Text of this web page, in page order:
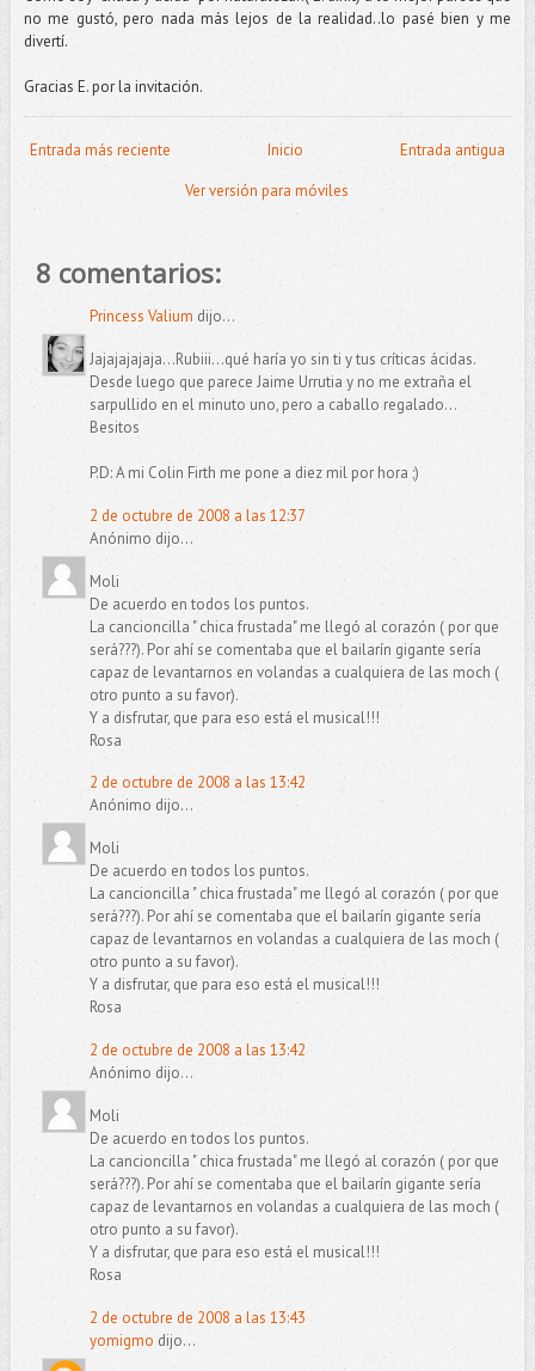
no me gustó, pero nada más lejos de la realidad..lo pasé bien y me
divertí.
Gracias E. por la invitación.
Entrada más reciente Entrada antigua
Inicio
Ver versión para móviles
8 comentarios:
Princess Valium dijo...
Jajajajajaja...Rubiii...qué haría yo sin ti y tus críticas ácidas.
Desde luego que parece Jaime Urrutia y no me extraña el
sarpullido en el minuto uno, pero a caballo regalado...
Besitos
P.D: A mi Colin Firth me pone a diez mil por hora ;)
2 de octubre de 2008 a las 12:37
Anónimo dijo...
Moli
De acuerdo en todos los puntos.
La cancioncilla " chica frustada" me llegó al corazón ( por que
será???). Por ahí se comentaba que el bailarín gigante sería
capaz de levantarnos en volandas a cualquiera de las moch (
otro punto a su favor).
Y a disfrutar, que para eso está el musical!!!
Rosa
2 de octubre de 2008 a las 13:42
Anónimo dijo...
Moli
De acuerdo en todos los puntos.
La cancioncilla " chica frustada" me llegó al corazón ( por que
será???). Por ahí se comentaba que el bailarín gigante sería
capaz de levantarnos en volandas a cualquiera de las moch (
otro punto a su favor).
Y a disfrutar, que para eso está el musical!!!
Rosa
2 de octubre de 2008 a las 13:42
Anónimo dijo...
Moli
De acuerdo en todos los puntos.
La cancioncilla " chica frustada" me llegó al corazón ( por que
será???). Por ahí se comentaba que el bailarín gigante sería
capaz de levantarnos en volandas a cualquiera de las moch (
otro punto a su favor).
Y a disfrutar, que para eso está el musical!!!
Rosa
2 de octubre de 2008 a las 13:43
yomigmo dijo...